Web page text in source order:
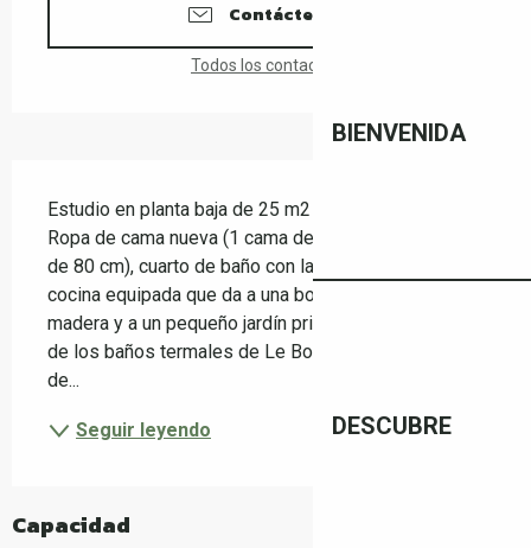
BIENVENIDA
DESCUBRE
Contáctenos
Todos los contactos
Estudio en planta baja de 25 m2 en una casa nueva.
Ropa de cama nueva (1 cama de 160 cm o 2 camas
de 80 cm), cuarto de baño con lavabo, ducha y WC,
cocina equipada que da a una bonita terraza de
madera y a un pequeño jardín privado. A 5 minutos
de los baños termales de Le Boulou, a 30 minutos
de...
Seguir leyendo
Capacidad